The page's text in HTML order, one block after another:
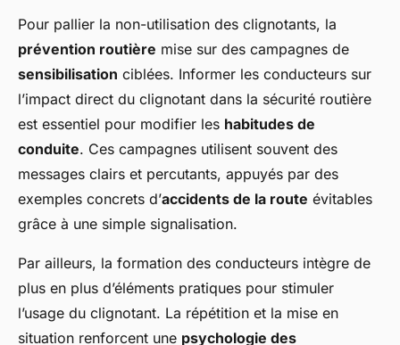
Pour pallier la non-utilisation des clignotants, la
prévention routière mise sur des campagnes de
sensibilisation ciblées. Informer les conducteurs sur
l’impact direct du clignotant dans la sécurité routière
est essentiel pour modifier les habitudes de
conduite. Ces campagnes utilisent souvent des
messages clairs et percutants, appuyés par des
exemples concrets d’accidents de la route évitables
grâce à une simple signalisation.
Par ailleurs, la formation des conducteurs intègre de
plus en plus d’éléments pratiques pour stimuler
l’usage du clignotant. La répétition et la mise en
situation renforcent une psychologie des